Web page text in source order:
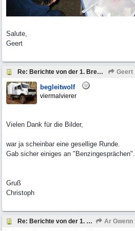
Salute,
Geert
Re: Berichte von der 1. Bremach-Sternfahrt Geert
begleitwolf
viermalvierer
Vielen Dank für die Bilder,
war ja scheinbar eine gesellige Runde.
Gab sicher einiges an "Benzingesprächen".
Gruß
Christoph
Re: Berichte von der 1. Bremach-Sternfahrt Ar Gwenn